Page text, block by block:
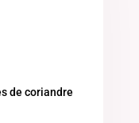
de coriandre